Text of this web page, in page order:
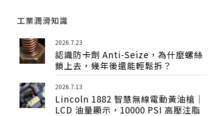
工業潤滑知識
2026.7.23
認識防卡劑 Anti-Seize，為什麼螺絲
鎖上去，幾年後還能輕鬆拆？
2026.7.13
Lincoln 1882 智慧無線電動黃油槍｜
LCD 油量顯示，10000 PSI 高壓注脂